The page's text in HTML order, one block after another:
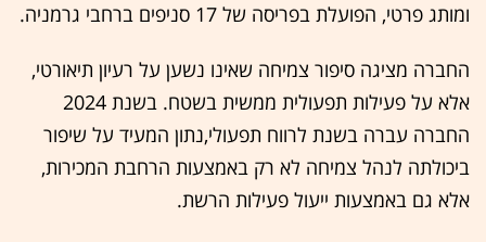
ומותג פרטי, הפועלת בפריסה של 17 סניפים ברחבי גרמניה.
החברה מציגה סיפור צמיחה שאינו נשען על רעיון תיאורטי,
אלא על פעילות תפעולית ממשית בשטח. בשנת 2024
החברה עברה בשנת לרווח תפעולי,נתון המעיד על שיפור
ביכולתה לנהל צמיחה לא רק באמצעות הרחבת המכירות,
אלא גם באמצעות ייעול פעילות הרשת.